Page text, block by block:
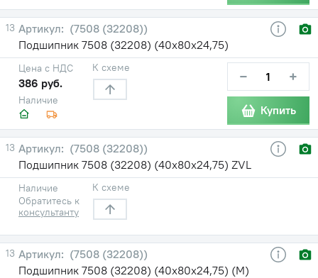
13
(7508 (32208))
Подшипник 7508 (32208) (40х80х24,75)
Наличие
Цена с НДС
386 руб.
К схеме − +
Купить
13
(7508 (32208))
Подшипник 7508 (32208) (40х80х24,75) ZVL
Наличие
Обратитесь к
консультанту
К схеме
13
(7508 (32208))
Подшипник 7508 (32208) (40х80х24,75) (М)